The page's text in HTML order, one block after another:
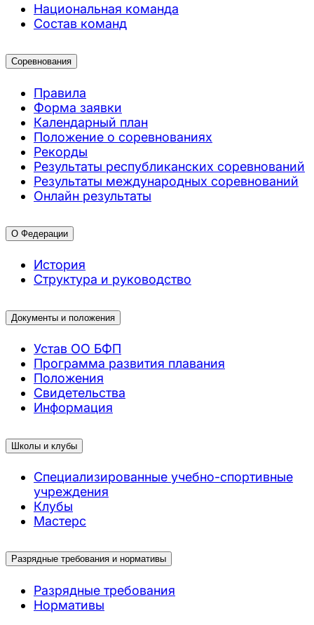
Национальная команда
Состав команд
Соревнования
Правила
Форма заявки
Календарный план
Положение о соревнованиях
Рекорды
Результаты республиканских соревнований
Результаты международных соревнований
Онлайн результаты
О Федерации
История
Структура и руководство
Документы и положения
Устав ОО БФП
Программа развития плавания
Положения
Свидетельства
Информация
Школы и клубы
Специализированные учебно-спортивные
учреждения
Клубы
Мастерс
Разрядные требования и нормативы
Разрядные требования
Нормативы